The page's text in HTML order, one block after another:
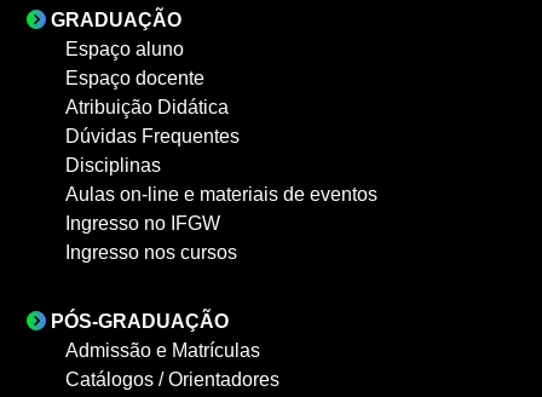
GRADUAÇÃO
Espaço aluno
Espaço docente
Atribuição Didática
Dúvidas Frequentes
Disciplinas
Aulas on-line e materiais de eventos
Ingresso no IFGW
Ingresso nos cursos
PÓS-GRADUAÇÃO
Admissão e Matrículas
Catálogos / Orientadores